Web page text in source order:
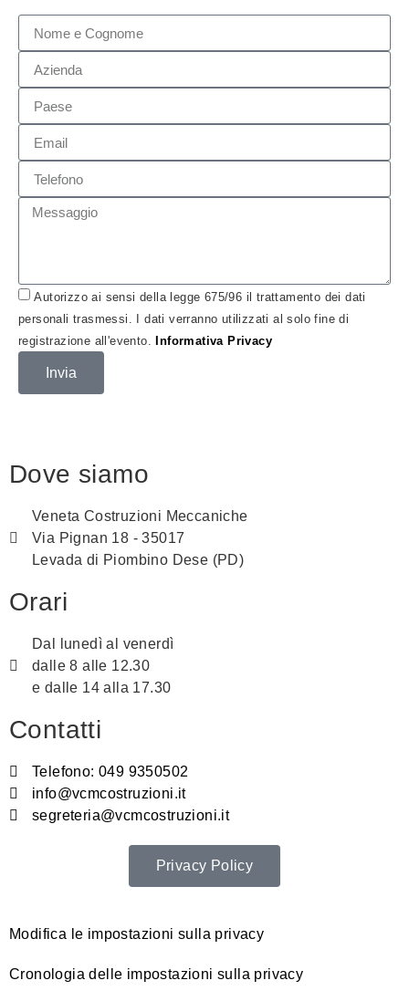
Autorizzo ai sensi della legge 675/96 il trattamento dei dati
personali trasmessi. I dati verranno utilizzati al solo fine di
registrazione all'evento.
Informativa Privacy
Invia
Dove siamo
Veneta Costruzioni Meccaniche
Via Pignan 18 - 35017
Levada di Piombino Dese (PD)
Orari
Dal lunedì al venerdì
dalle 8 alle 12.30
e dalle 14 alla 17.30
Contatti
Telefono: 049 9350502
info@vcmcostruzioni.it
segreteria@vcmcostruzioni.it
Privacy Policy
Modifica le impostazioni sulla privacy
Cronologia delle impostazioni sulla privacy